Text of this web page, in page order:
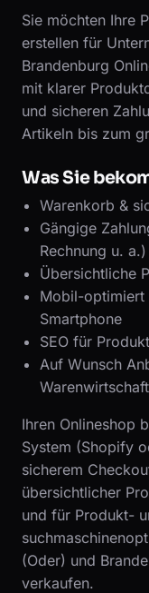
Sie möchten Ihre
erstellen für
Brandenburg
mit klarer
und sicheren
Artikeln bis zum
Was Sie
Warenkorb &
Gängige
Rechnung u. a.)
Übersichtliche
Mobil-optimiert
Smartphone
SEO für
Auf Wunsch
Warenwirtschaft
Ihren Onlineshop
System (Shopify
sicherem
übersichtlicher
und für Produkt-
(Oder) und
verkaufen.